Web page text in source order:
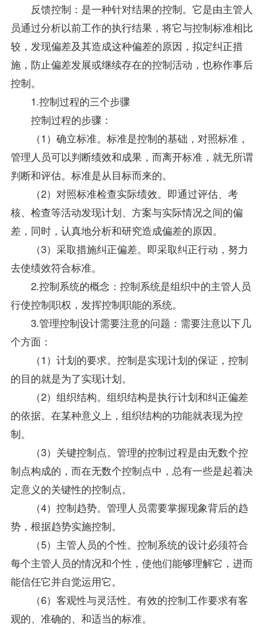
反馈控制：是一种针对结果的控制。它是由主管人
员通过分析以前工作的执行结果，将它与控制标准相比
较，发现偏差及其造成这种偏差的原因，拟定纠正措
施，防止偏差发展或继续存在的控制活动，也称作事后
控制。
1.控制过程的三个步骤
控制过程的步骤：
（1）确立标准。标准是控制的基础，对照标准，
管理人员可以判断绩效和成果，而离开标准，就无所谓
判断和评估。标准是从目标而来的。
（2）对照标准检查实际绩效。即通过评估、考
核、检查等活动发现计划、方案与实际情况之间的偏
差，同时，认真地分析和研究造成偏差的原因。
（3）采取措施纠正偏差。即采取纠正行动，努力
去使绩效符合标准。
2.控制系统的概念：控制系统是组织中的主管人员
行使控制职权，发挥控制职能的系统。
3.管理控制设计需要注意的问题：需要注意以下几
个方面：
（1）计划的要求。控制是实现计划的保证，控制
的目的就是为了实现计划。
（2）组织结构。组织结构是执行计划和纠正偏差
的依据。在某种意义上，组织结构的功能就表现为控
制。
（3）关键控制点。管理的控制过程是由无数个控
制点构成的，而在无数个控制点中，总有一些是起着决
定意义的关键性的控制点。
（4）控制趋势。管理人员需要掌握现象背后的趋
势，根据趋势实施控制。
（5）主管人员的个性。控制系统的设计必须符合
每个主管人员的情况和个性，使他们能够理解它，进而
能信任它并自觉运用它。
（6）客观性与灵活性。有效的控制工作要求有客
观的、准确的、和适当的标准。